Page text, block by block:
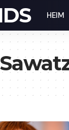
HEIM